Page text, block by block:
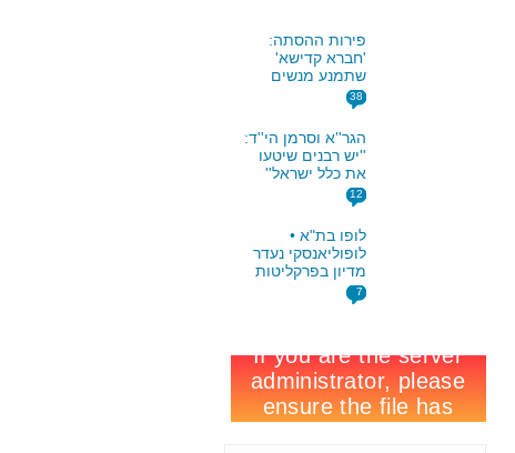
הגראי"ל : "הגרי"ש הוא בגדר
רבים שצריכים לו"
מרן ראש הישיבה הגראי''ל
שטיינמן נלקח לבדיקות
פירות ההסתה:
'חברא קדישא'
שתמנע מנשים
להספיד, רשיונה
ישלל
38
הגר''א וסרמן הי''ד:
''יש רבנים שיטעו
את כלל ישראל''
12
לופו בת"א •
לופוליאנסקי נעדר
מדיון בפרקליטות
7